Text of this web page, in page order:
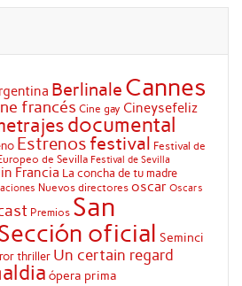
Berlinale Cannes
francés Cine gay Cineysefeliz
documental
Estrenos festival Festival de
de Sevilla Festival de Sevilla
Francia La concha de tu madre
Nuevos directores oscar Oscars
Premios San
oficial Seminci
thriller Un certain regard
ópera prima